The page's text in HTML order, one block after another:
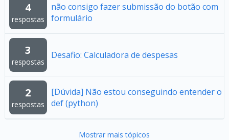
4
respostas
não consigo fazer submissão do botão com
formulário
3
respostas
Desafio: Calculadora de despesas
2
respostas
[Dúvida] Não estou conseguindo entender o
def (python)
Mostrar mais tópicos